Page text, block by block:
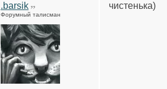
.barsik
Форумный талисман
чистенька)